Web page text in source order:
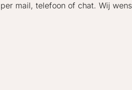
mail, telefoon of chat. Wij